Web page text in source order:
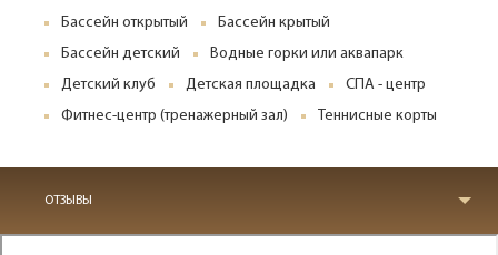
Бассейн открытый
Бассейн крытый
Бассейн детский
Водные горки или аквапарк
Детский клуб
Детская площадка
СПА - центр
Фитнес-центр (тренажерный зал)
Теннисные корты
ОТЗЫВЫ